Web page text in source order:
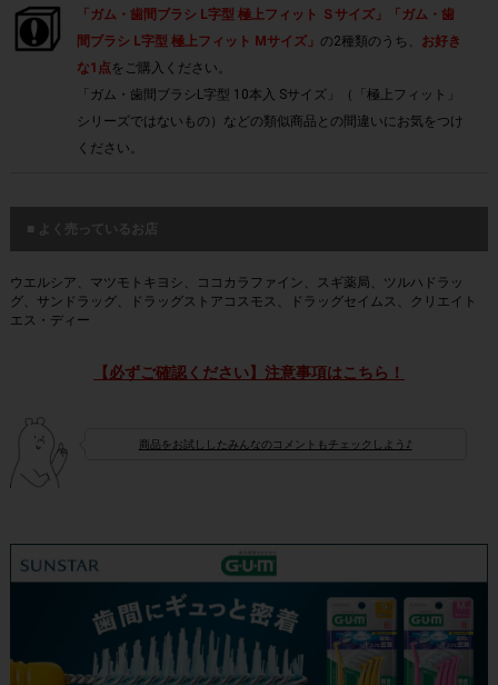
「ガム・歯間ブラシ L字型 極上フィット Ｓサイズ」「ガム・歯
間ブラシ L字型 極上フィット Mサイズ」 の2種類のうち、 お好き
な1点 をご購入ください。
「ガム・歯間ブラシL字型 10本入 Sサイズ」（「極上フィット」
シリーズではないもの）などの類似商品との間違いにお気をつけ
ください。
■ よく売っているお店
ウエルシア、マツモトキヨシ、ココカラファイン、スギ薬局、ツルハドラッ
グ、サンドラッグ、ドラッグストアコスモス、ドラッグセイムス、クリエイト
エス・ディー
【必ずご確認ください】注意事項はこちら！
商品をお試ししたみんなのコメントもチェックしよう♪